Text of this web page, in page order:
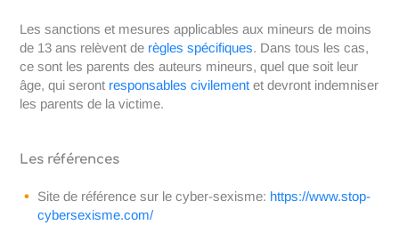
Les sanctions et mesures applicables aux mineurs de moins
de 13 ans relèvent de règles spécifiques. Dans tous les cas,
ce sont les parents des auteurs mineurs, quel que soit leur
âge, qui seront responsables civilement et devront indemniser
les parents de la victime.
Les références
Site de référence sur le cyber-sexisme: https://www.stop-
cybersexisme.com/